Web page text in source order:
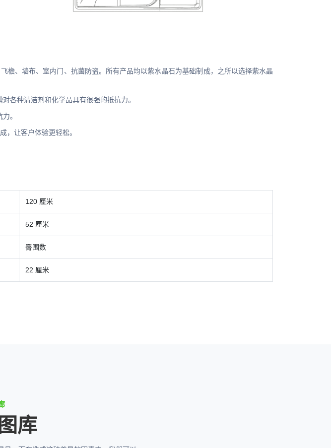
檐、墙布、室内门、抗菌防盗。所有产品均以紫水晶石为基础制成，之所以选择紫水晶
各种清洁剂和化学品具有很强的抵抗力。
。
，让客户体验更轻松。
120 厘米
52 厘米
臀围数
22 厘米
库